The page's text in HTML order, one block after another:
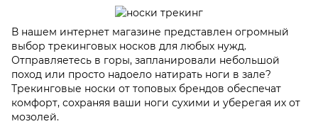
В нашем интернет магазине представлен огромный
выбор трекинговых носков для любых нужд.
Отправляетесь в горы, запланировали небольшой
поход или просто надоело натирать ноги в зале?
Трекинговые носки от топовых брендов обеспечат
комфорт, сохраняя ваши ноги сухими и уберегая их от
мозолей.